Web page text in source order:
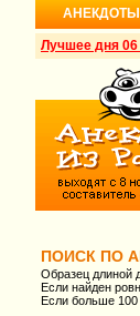
АНЕКДОТЫ
Лучшее дня 06
ПОИСК ПО
Образец длиной
Если найден
Если больше 100